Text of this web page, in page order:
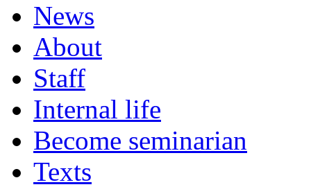
News
About
Staff
Internal life
Become seminarian
Texts